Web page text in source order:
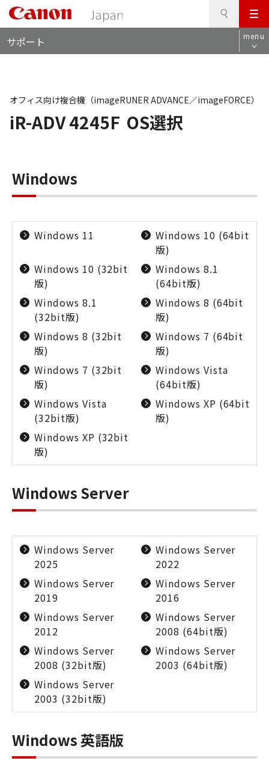
メ
ニ
ュ
サポート menu
iR-ADV 4245F OS選択
オフィス向け複合機（imageRUNER ADVANCE／imageFORCE）
Windows
Windows 11
Windows 10 (64bit
版)
Windows 10 (32bit
版)
Windows 8.1
(64bit版)
Windows 8.1
(32bit版)
Windows 8 (64bit
版)
Windows 8 (32bit
版)
Windows 7 (64bit
版)
Windows 7 (32bit
版)
Windows Vista
(64bit版)
Windows Vista
(32bit版)
Windows XP (64bit
版)
Windows XP (32bit
版)
Windows Server
Windows Server
2025
Windows Server
2022
Windows Server
2019
Windows Server
2016
Windows Server
2012
Windows Server
2008 (64bit版)
Windows Server
2008 (32bit版)
Windows Server
2003 (64bit版)
Windows Server
2003 (32bit版)
Windows 英語版